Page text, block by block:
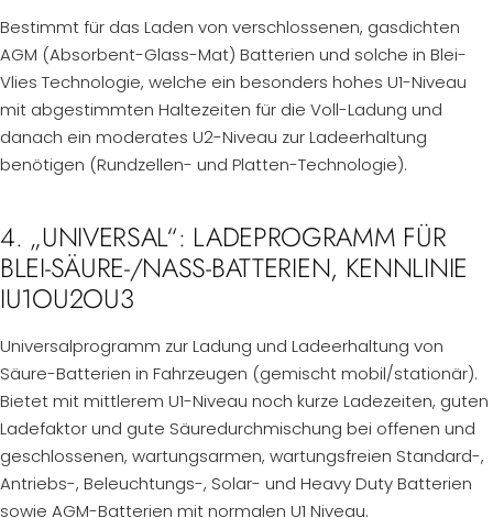
Bestimmt für das Laden von verschlossenen, gasdichten
AGM (Absorbent-Glass-Mat) Batterien und solche in Blei-
Vlies Technologie, welche ein besonders hohes U1-Niveau
mit abgestimmten Haltezeiten für die Voll-Ladung und
danach ein moderates U2-Niveau zur Ladeerhaltung
benötigen (Rundzellen- und Platten-Technologie).
4. „UNIVERSAL“: LADEPROGRAMM FÜR
BLEI-SÄURE-/NASS-BATTERIEN, KENNLINIE
IU1OU2OU3
Universalprogramm zur Ladung und Ladeerhaltung von
Säure-Batterien in Fahrzeugen (gemischt mobil/stationär).
Bietet mit mittlerem U1-Niveau noch kurze Ladezeiten, guten
Ladefaktor und gute Säuredurchmischung bei offenen und
geschlossenen, wartungsarmen, wartungsfreien Standard-,
Antriebs-, Beleuchtungs-, Solar- und Heavy Duty Batterien
sowie AGM-Batterien mit normalen U1 Niveau.